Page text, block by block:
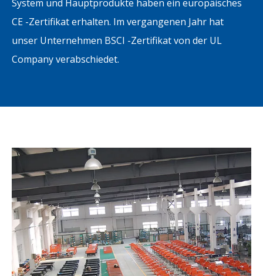
System und Hauptprodukte haben ein europäisches
CE -Zertifikat erhalten. Im vergangenen Jahr hat
unser Unternehmen BSCI -Zertifikat von der UL
Company verabschiedet.